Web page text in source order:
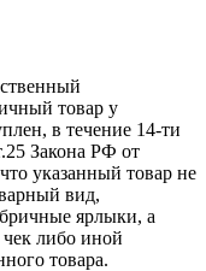
товар у
в течение 14-ти
Закона РФ от
указанный товар не
вид,
ярлыки, а
либо иной
товара.